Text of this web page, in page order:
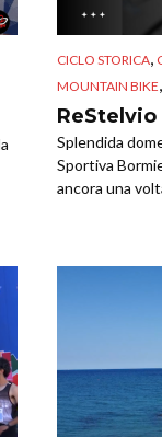
CICLO STORICA,
MOUNTAIN BIKE,
ReStelvio
Splendida
Sportiva
ancora una